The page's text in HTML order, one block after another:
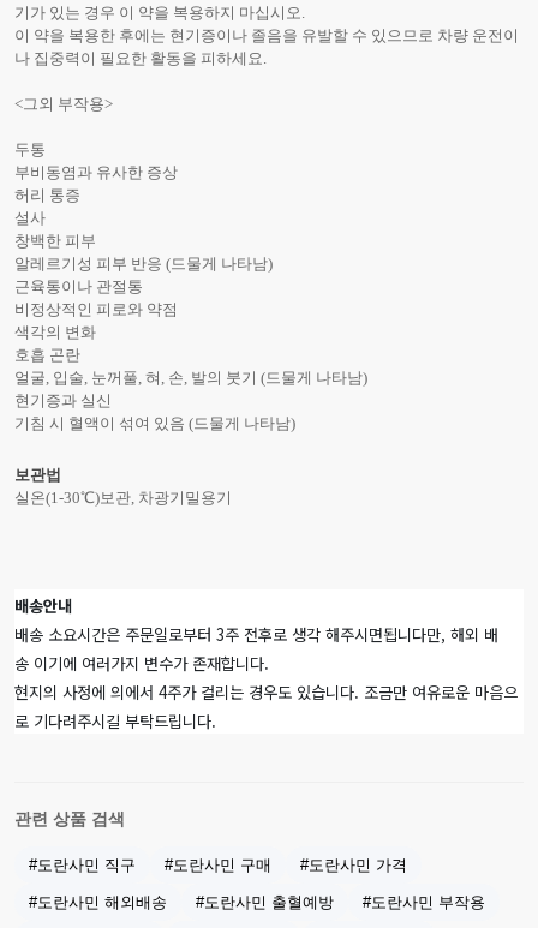
기가 있는 경우 이 약을 복용하지 마십시오.
이 약을 복용한 후에는 현기증이나 졸음을 유발할 수 있으므로 차량 운전이
나 집중력이 필요한 활동을 피하세요.
<그외 부작용>
두통
부비동염과 유사한 증상
허리 통증
설사
창백한 피부
알레르기성 피부 반응 (드물게 나타남)
근육통이나 관절통
비정상적인 피로와 약점
색각의 변화
호흡 곤란
얼굴, 입술, 눈꺼풀, 혀, 손, 발의 붓기 (드물게 나타남)
현기증과 실신
기침 시 혈액이 섞여 있음 (드물게 나타남)
보관법
실온(1-30℃)보관, 차광기밀용기
배송안내
배송 소요시간은 주문일로부터 3주 전후로 생각 해주시면됩니다만, 해외 배
송 이기에 여러가지 변수가 존재합니다.
현지의 사정에 의에서 4주가 걸리는 경우도 있습니다. 조금만 여유로운 마음으
로 기다려주시길 부탁드립니다.
관련 상품 검색
#도란사민 직구 #도란사민 구매 #도란사민 가격
#도란사민 해외배송 #도란사민 출혈예방 #도란사민 부작용